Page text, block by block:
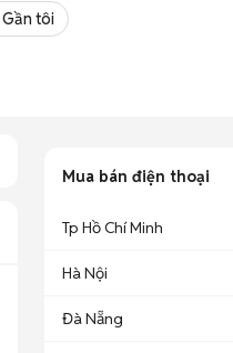
Gần tôi
Mua bán điện thoại
Tp Hồ Chí Minh
Hà Nội
Đà Nẵng